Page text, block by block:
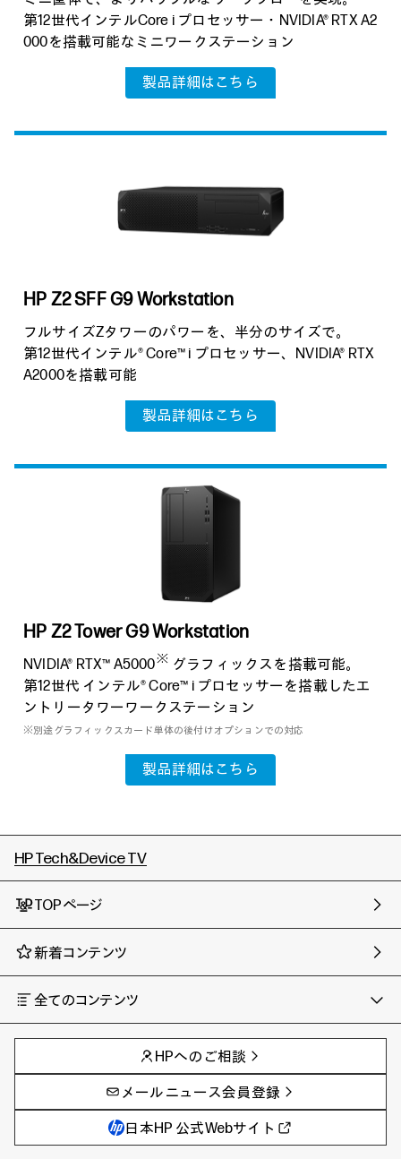
第12世代インテルCore i プロセッサー・NVIDIA® RTX A2
000を搭載可能なミニワークステーション
製品詳細はこちら
HP Z2 SFF G9 Workstation
フルサイズZタワーのパワーを、半分のサイズで。
第12世代インテル® Core™ i プロセッサー、NVIDIA® RTX
A2000を搭載可能
製品詳細はこちら
HP Z2 Tower G9 Workstation
NVIDIA® RTX™ A5000※ グラフィックスを搭載可能。
第12世代 インテル® Core™ i プロセッサーを搭載したエ
ントリータワーワークステーション
※別途グラフィックスカード単体の後付けオプションでの対応
製品詳細はこちら
HP Tech&Device TV
TOPページ
新着コンテンツ
全てのコンテンツ
AIの進化と活用事例
製品トレンド & レビュー
サイバーセキュリティ
教育とテクノロジー
ハイブリッドワーク
事例
イベントレポート
AI PC
AIワークステーション
Poly
WXP（DEXツール）
HPへのご相談
メールニュース会員登録
日本HP 公式Webサイト